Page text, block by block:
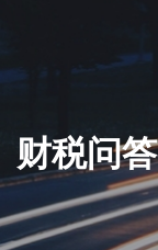
财税问答